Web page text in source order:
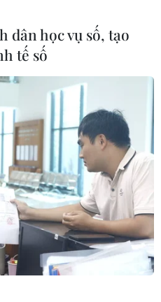
lên 1.940,49 USD/ounce
1 giờ Việt Nam) trong khi
giao tháng 3/20223
thùng
dân học vụ số, tạo
tế số